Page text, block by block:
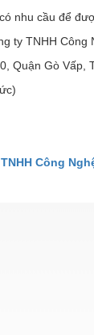
nhu cầu để
ty TNHH Công
Quận Gò Vấp,
Công